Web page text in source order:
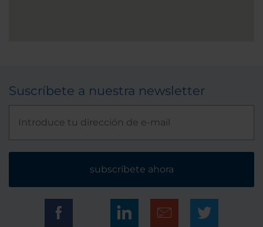
Suscríbete a nuestra newsletter
subscríbete ahora